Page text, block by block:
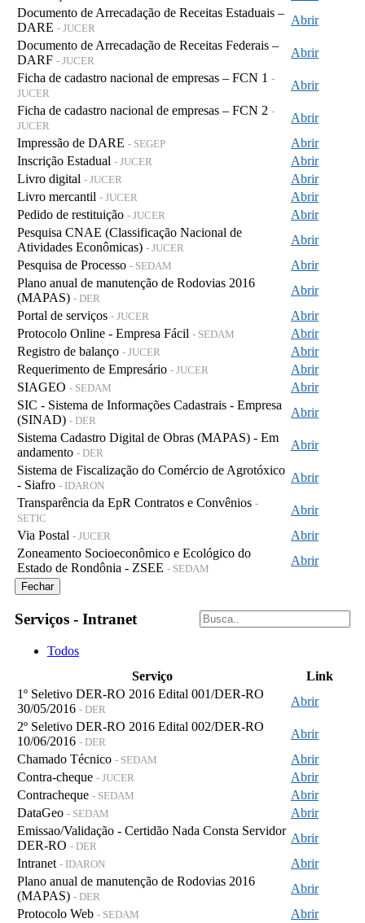
Documento de Arrecadação de Receitas Estaduais –
DARE - JUCER
Abrir
Documento de Arrecadação de Receitas Federais –
DARF - JUCER
Abrir
Ficha de cadastro nacional de empresas – FCN 1 -
JUCER
Abrir
Ficha de cadastro nacional de empresas – FCN 2 -
JUCER
Abrir
Impressão de DARE - SEGEP
Abrir
Inscrição Estadual - JUCER
Abrir
Livro digital - JUCER
Abrir
Livro mercantil - JUCER
Abrir
Pedido de restituição - JUCER
Abrir
Pesquisa CNAE (Classificação Nacional de
Atividades Econômicas) - JUCER
Abrir
Pesquisa de Processo - SEDAM
Abrir
Plano anual de manutenção de Rodovias 2016
(MAPAS) - DER
Abrir
Portal de serviços - JUCER
Abrir
Protocolo Online - Empresa Fácil - SEDAM
Abrir
Registro de balanço - JUCER
Abrir
Requerimento de Empresário - JUCER
Abrir
SIAGEO - SEDAM
Abrir
SIC - Sistema de Informações Cadastrais - Empresa
(SINAD) - DER
Abrir
Sistema Cadastro Digital de Obras (MAPAS) - Em
andamento - DER
Abrir
Sistema de Fiscalização do Comércio de Agrotóxico
- Siafro - IDARON
Abrir
Transparência da EpR Contratos e Convênios -
SETIC
Abrir
Via Postal - JUCER
Abrir
Zoneamento Socioeconômico e Ecológico do
Estado de Rondônia - ZSEE - SEDAM
Abrir
Fechar
Serviços - Intranet
Todos
Serviço
Link
1º Seletivo DER-RO 2016 Edital 001/DER-RO
30/05/2016 - DER
Abrir
2º Seletivo DER-RO 2016 Edital 002/DER-RO
10/06/2016 - DER
Abrir
Chamado Técnico - SEDAM
Abrir
Contra-cheque - JUCER
Abrir
Contracheque - SEDAM
Abrir
DataGeo - SEDAM
Abrir
Emissao/Validação - Certidão Nada Consta Servidor
DER-RO - DER
Abrir
Intranet - IDARON
Abrir
Plano anual de manutenção de Rodovias 2016
(MAPAS) - DER
Abrir
Protocolo Web - SEDAM
Abrir